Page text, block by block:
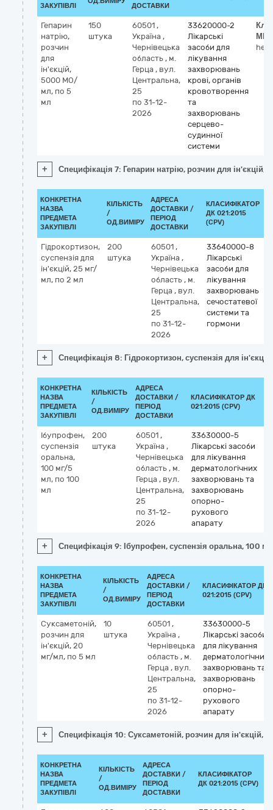
ЗАКУПІВЛІ
ДОСТАВКИ
Гепарин
натрію,
розчин
для
ін'єкцій,
5000 МО/
мл, по 5
мл
150
штука
60501 ,
Україна ,
Чернівецька
область , м.
Герца , вул.
Центральна,
25
по 31-12-
2026
33620000-2
Лікарські
засоби для
лікування
захворювань
крові, органів
кровотворення
та
захворювань
серцево-
судинної
системи
МНН
+ Специфікація 7: Гепарин натрію, розчин для
КОНКРЕТНА
НАЗВА
ПРЕДМЕТА
ЗАКУПІВЛІ
КІЛЬКІСТЬ
/
ОД.ВИМІРУ
АДРЕСА
ДОСТАВКИ /
ПЕРІОД
ДОСТАВКИ
КЛАСИФІКАТОР
ДК 021:2015
(CPV)
Гідрокортизон,
суспензія для
ін'єкцій, 25 мг/
мл, по 2 мл
200
штука
60501 ,
Україна ,
Чернівецька
область , м.
Герца , вул.
Центральна,
25
по 31-12-
2026
33640000-8
Лікарські
засоби для
лікування
захворювань
сечостатевої
системи та
гормони
+ Специфікація 8: Гідрокортизон, суспензія для
КОНКРЕТНА
НАЗВА
ПРЕДМЕТА
ЗАКУПІВЛІ
КІЛЬКІСТЬ
/
ОД.ВИМІРУ
АДРЕСА
ДОСТАВКИ /
ПЕРІОД
ДОСТАВКИ
КЛАСИФІКАТОР ДК
021:2015 (CPV)
Ібупрофен,
суспензія
оральна,
100 мг/5
мл, по 100
мл
200
штука
60501 ,
Україна ,
Чернівецька
область , м.
Герца , вул.
Центральна,
25
по 31-12-
2026
33630000-5
Лікарські засоби
для лікування
дерматологічних
захворювань та
захворювань
опорно-
рухового
апарату
+ Специфікація 9: Ібупрофен, суспензія оральна, 100
КОНКРЕТНА
НАЗВА
ПРЕДМЕТА
ЗАКУПІВЛІ
КІЛЬКІСТЬ
/
ОД.ВИМІРУ
АДРЕСА
ДОСТАВКИ /
ПЕРІОД
ДОСТАВКИ
КЛАСИФІКАТОР ДК
021:2015 (CPV)
Суксаметоній,
розчин для
ін'єкцій, 20
мг/мл, по 5 мл
10
штука
60501 ,
Україна ,
Чернівецька
область , м.
Герца , вул.
Центральна,
25
по 31-12-
2026
33630000-5
Лікарські засоби
для лікування
дерматологічних
захворювань та
захворювань
опорно-
рухового
апарату
+ Специфікація 10: Суксаметоній, розчин для ін'єкцій,
КОНКРЕТНА
НАЗВА
ПРЕДМЕТА
ЗАКУПІВЛІ
КІЛЬКІСТЬ
/
ОД.ВИМІРУ
АДРЕСА
ДОСТАВКИ /
ПЕРІОД
ДОСТАВКИ
КЛАСИФІКАТОР
ДК 021:2015 (CPV)